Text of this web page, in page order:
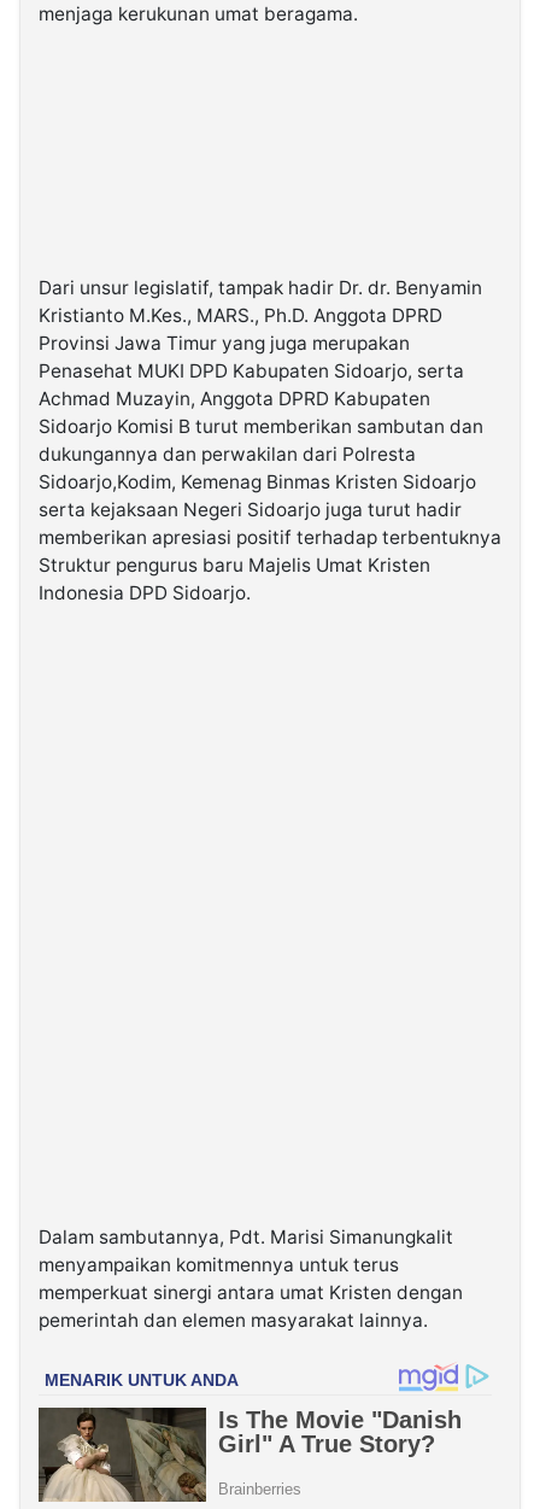
menjaga kerukunan umat beragama.
Dari unsur legislatif, tampak hadir Dr. dr. Benyamin
Kristianto M.Kes., MARS., Ph.D. Anggota DPRD
Provinsi Jawa Timur yang juga merupakan
Penasehat MUKI DPD Kabupaten Sidoarjo, serta
Achmad Muzayin, Anggota DPRD Kabupaten
Sidoarjo Komisi B turut memberikan sambutan dan
dukungannya dan perwakilan dari Polresta
Sidoarjo,Kodim, Kemenag Binmas Kristen Sidoarjo
serta kejaksaan Negeri Sidoarjo juga turut hadir
memberikan apresiasi positif terhadap terbentuknya
Struktur pengurus baru Majelis Umat Kristen
Indonesia DPD Sidoarjo.
Dalam sambutannya, Pdt. Marisi Simanungkalit
menyampaikan komitmennya untuk terus
memperkuat sinergi antara umat Kristen dengan
pemerintah dan elemen masyarakat lainnya.